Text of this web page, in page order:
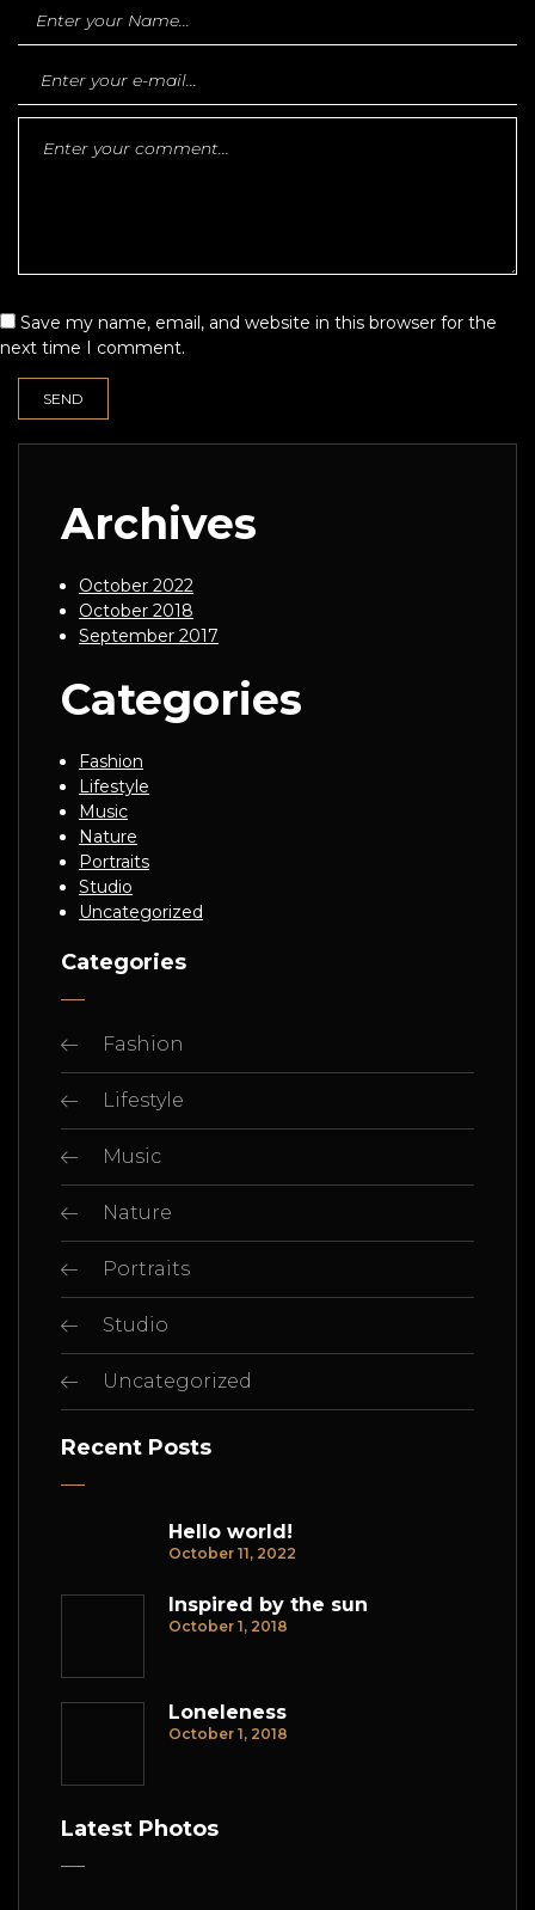
Save my name, email, and website in this browser for the
next time I comment.
Archives
October 2022
October 2018
September 2017
Categories
Fashion
Lifestyle
Music
Nature
Portraits
Studio
Uncategorized
Categories
Fashion
Lifestyle
Music
Nature
Portraits
Studio
Uncategorized
Recent Posts
Hello world!
October 11, 2022
Inspired by the sun
October 1, 2018
Loneleness
October 1, 2018
Latest Photos